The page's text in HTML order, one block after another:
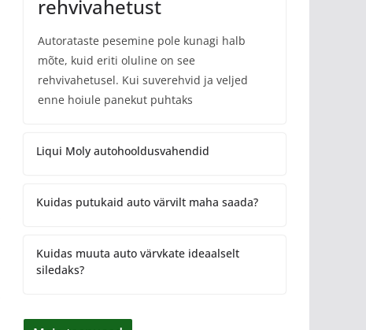
rehvivahetust
Autorataste pesemine pole kunagi halb
mõte, kuid eriti oluline on see
rehvivahetusel. Kui suverehvid ja veljed
enne hoiule panekut puhtaks
Liqui Moly autohooldusvahendid
Kuidas putukaid auto värvilt maha saada?
Kuidas muuta auto värvkate ideaalselt
siledaks?